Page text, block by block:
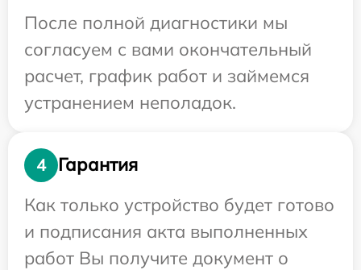
После полной диагностики мы
согласуем с вами окончательный
расчет, график работ и займемся
устранением неполадок.
4
Гарантия
Как только устройство будет готово
и подписания акта выполненных
работ Вы получите документ о